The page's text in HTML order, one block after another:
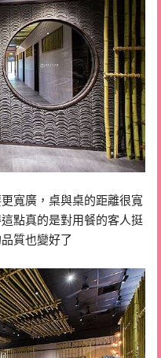
寬廣，桌與桌的距離很寬
點真的是對用餐的客人挺
質也變好了